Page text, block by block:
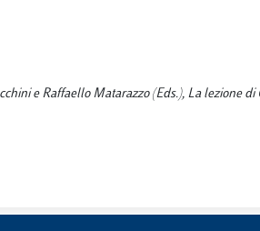
e Raffaello Matarazzo (Eds.), La lezione di